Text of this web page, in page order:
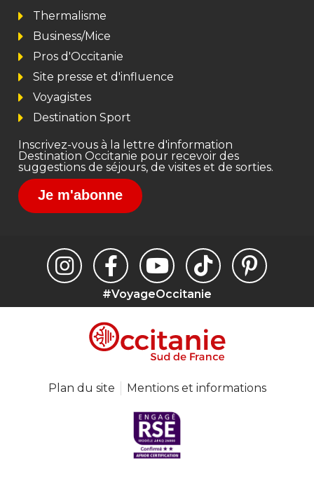
Thermalisme
Business/Mice
Pros d'Occitanie
Site presse et d'influence
Voyagistes
Destination Sport
Inscrivez-vous à la lettre d'information
Destination Occitanie pour recevoir des
suggestions de séjours, de visites et de sorties.
Je m'abonne
#VoyageOccitanie
Plan du site Mentions et informations